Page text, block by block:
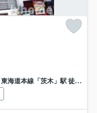
東海道本線「茨木」駅 徒歩21分